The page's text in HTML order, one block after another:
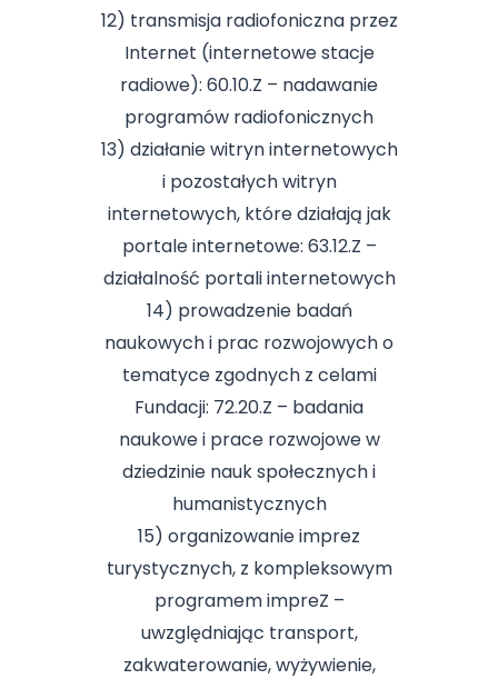
12) transmisja radiofoniczna przez
Internet (internetowe stacje
radiowe): 60.10.Z – nadawanie
programów radiofonicznych
13) działanie witryn internetowych
i pozostałych witryn
internetowych, które działają jak
portale internetowe: 63.12.Z –
działalność portali internetowych
14) prowadzenie badań
naukowych i prac rozwojowych o
tematyce zgodnych z celami
Fundacji: 72.20.Z – badania
naukowe i prace rozwojowe w
dziedzinie nauk społecznych i
humanistycznych
15) organizowanie imprez
turystycznych, z kompleksowym
programem impreZ –
uwzględniając transport,
zakwaterowanie, wyżywienie,